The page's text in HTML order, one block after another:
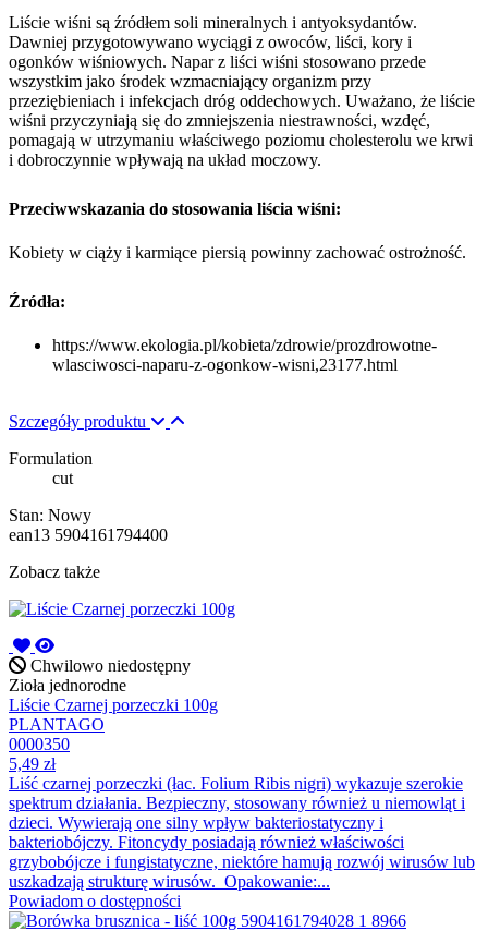
Liście wiśni są źródłem soli mineralnych i antyoksydantów.
Dawniej przygotowywano wyciągi z owoców, liści, kory i
ogonków wiśniowych. Napar z liści wiśni stosowano przede
wszystkim jako środek wzmacniający organizm przy
przeziębieniach i infekcjach dróg oddechowych. Uważano, że liście
wiśni przyczyniają się do zmniejszenia niestrawności, wzdęć,
pomagają w utrzymaniu właściwego poziomu cholesterolu we krwi
i dobroczynnie wpływają na układ moczowy.
Przeciwwskazania do stosowania liścia wiśni:
Kobiety w ciąży i karmiące piersią powinny zachować ostrożność.
Źródła:
https://www.ekologia.pl/kobieta/zdrowie/prozdrowotne-
wlasciwosci-naparu-z-ogonkow-wisni,23177.html
Szczegóły produktu
Formulation
cut
Stan: Nowy
ean13 5904161794400
Zobacz także
Chwilowo niedostępny
Zioła jednorodne
Liście Czarnej porzeczki 100g
PLANTAGO
0000350
5,49 zł
Liść czarnej porzeczki (łac. Folium Ribis nigri) wykazuje szerokie
spektrum działania. Bezpieczny, stosowany również u niemowląt i
dzieci. Wywierają one silny wpływ bakteriostatyczny i
bakteriobójczy. Fitoncydy posiadają również właściwości
grzybobójcze i fungistatyczne, niektóre hamują rozwój wirusów lub
uszkadzają strukturę wirusów. Opakowanie:...
Powiadom o dostępności